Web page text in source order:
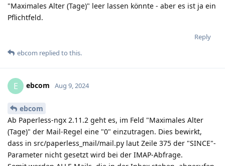
"Maximales Alter (Tage)" leer lassen könnte - aber es ist ja ein
Pflichtfeld.
Reply
ebcom replied to this.
E ebcom Aug 9, 2024
ebcom
Ab Paperless-ngx 2.11.2 geht es, im Feld "Maximales Alter
(Tage)" der Mail-Regel eine "0" einzutragen. Dies bewirkt,
dass in src/paperless_mail/mail.py laut Zeile 375 der "SINCE"-
Parameter nicht gesetzt wird bei der IMAP-Abfrage.